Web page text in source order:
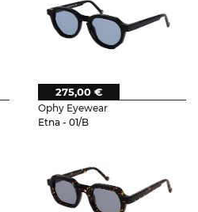
Ophy Eyewear
Etna - 01/B
275,00 €